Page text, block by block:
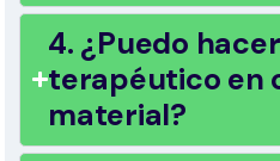
4. ¿Puedo
terapéutico en
material?